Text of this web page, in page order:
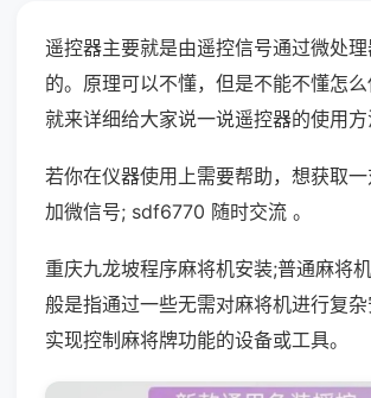
遥控器主要就是由遥控信号通过微处
的。原理可以不懂，但是不能不懂怎
就来详细给大家说一说遥控器的使用方
若你在仪器使用上需要帮助，想获取
加微信号; sdf6770 随时交流 。
重庆九龙坡程序麻将机安装;普通麻将
般是指通过一些无需对麻将机进行复
实现控制麻将牌功能的设备或工具。